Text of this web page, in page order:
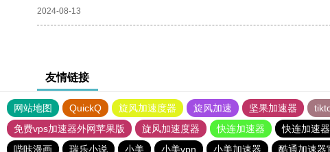
2024-08-13
友情链接
网站地图 QuickQ 旋风加速度器 旋风加速 坚果加速器
免费vps加速器外网苹果版
旋风加速度器 快连加速器 快连加速
哔咔漫画
瑞乐小说 小美 小美vpn 小美加速器 酷通加速器